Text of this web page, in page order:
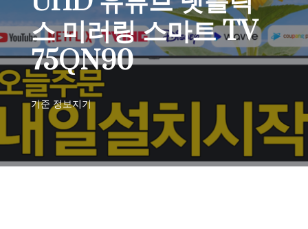
스 미러링 스마트 TV
75QN90
기준정보지기